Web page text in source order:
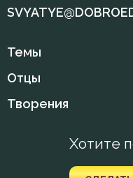
Проповеди
Рождество
Священники
Скорбь
Темы
Отцы
Творения
Хотите